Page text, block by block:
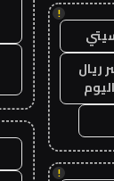
!
ريال
!